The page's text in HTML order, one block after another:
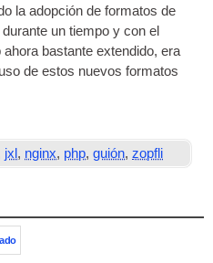
la adopción de formatos de
un tiempo y con el
bastante extendido, era
de estos nuevos formatos
jxl , nginx, php,guión,zopfli